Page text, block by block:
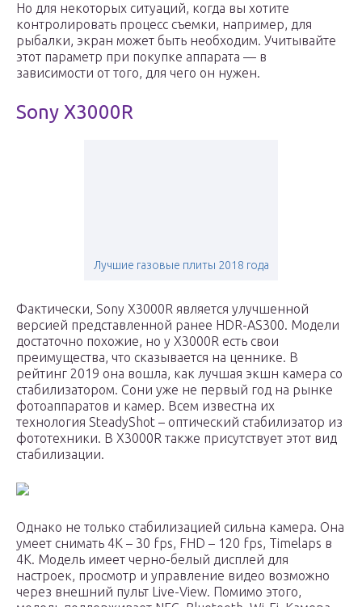
Но для некоторых ситуаций, когда вы хотите
контролировать процесс съемки, например, для
рыбалки, экран может быть необходим. Учитывайте
этот параметр при покупке аппарата — в
зависимости от того, для чего он нужен.
Sony X3000R
Лучшие газовые плиты 2018 года
Фактически, Sony X3000R является улучшенной
версией представленной ранее HDR-AS300. Модели
достаточно похожие, но у X3000R есть свои
преимущества, что сказывается на ценнике. В
рейтинг 2019 она вошла, как лучшая экшн камера со
стабилизатором. Сони уже не первый год на рынке
фотоаппаратов и камер. Всем известна их
технология SteadyShot – оптический стабилизатор из
фототехники. В X3000R также присутствует этот вид
стабилизации.
Однако не только стабилизацией сильна камера. Она
умеет снимать 4К – 30 fps, FHD – 120 fps, Timelaps в
4К. Модель имеет черно-белый дисплей для
настроек, просмотр и управление видео возможно
через внешний пульт Live-View. Помимо этого,